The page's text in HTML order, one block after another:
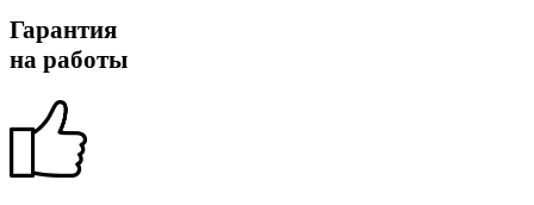
Гарантия
на работы